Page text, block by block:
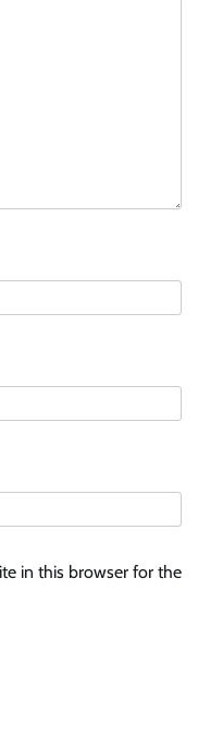
in this browser for the